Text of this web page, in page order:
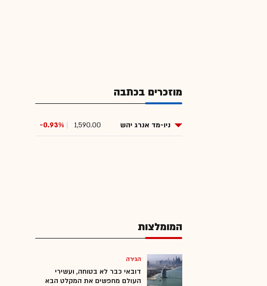
מוזכרים בכתבה
ניו-מד אנרג יהש 1,590.00
-0.93%
המומלצות
הגירה
דובאי כבר לא בטוחה, ועשירי
העולם מחפשים את המקלט הבא